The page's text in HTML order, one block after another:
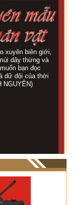
xuyên biên giới,
dây thừng và
bạn đọc
dữ dội của thời
NGUYÊN)